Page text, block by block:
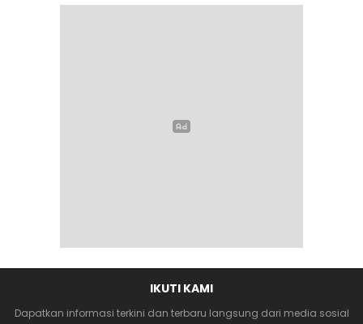
IKUTI KAMI
Dapatkan informasi terkini dan terbaru langsung dari media sosial